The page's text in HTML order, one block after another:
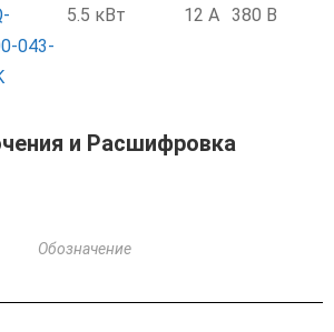
043-
5.5 кВт 12 А 380 В
и Расшифровка
Обозначение